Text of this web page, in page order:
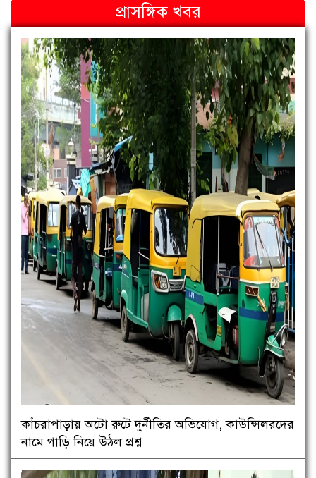
প্রাসঙ্গিক খবর
কাঁচরাপাড়ায় অটো রুটে দুর্নীতির অভিযোগ, কাউন্সিলরদের
নামে গাড়ি নিয়ে উঠল প্রশ্ন